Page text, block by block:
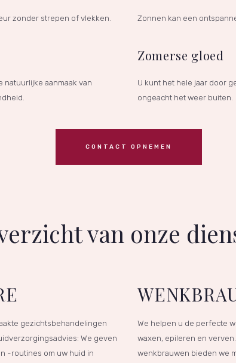
zonder strepen of vlekken.
natuurlijke aanmaak van
Zonnen kan een
Zomerse gloed
U kunt het hele jaar door
ongeacht het weer buiten.
CONTACT OPNEMEN
van onze
gezichtsbehandelingen
We geven
-routines om uw huid in
We helpen u de perfecte
waxen, epileren en
wenkbrauwen bieden we